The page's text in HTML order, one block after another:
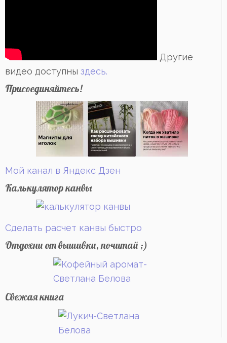
Другие
видео доступны здесь.
Присоединяйтесь!
Мой канал в Яндекс Дзен
Калькулятор канвы
Сделать расчет канвы быстро
Отдохни от вышивки, почитай ;)
Свежая книга